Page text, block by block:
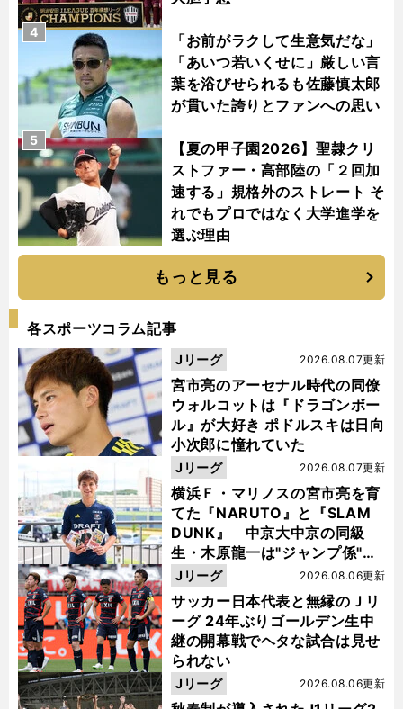
「お前がラクして生意気だな」
「あいつ若いくせに」厳しい言
葉を浴びせられるも佐藤慎太郎
が貫いた誇りとファンへの思い
4
【夏の甲子園2026】聖隷クリ
ストファー・高部陸の「２回加
速する」規格外のストレート そ
れでもプロではなく大学進学を
選ぶ理由
5
もっと見る
各スポーツコラム記事
宮市亮のアーセナル時代の同僚
ウォルコットは『ドラゴンボー
ル』が大好き ポドルスキは日向
小次郎に憧れていた
2026.08.07更新
Jリーグ
横浜Ｆ・マリノスの宮市亮を育
てた『NARUTO』と『SLAM
DUNK』 中京大中京の同級
生・木原龍一は"ジャンプ係"だ
った
2026.08.07更新
Jリーグ
サッカー日本代表と無縁のＪリ
ーグ 24年ぶりゴールデン生中
継の開幕戦でヘタな試合は見せ
られない
2026.08.06更新
Jリーグ
2026.08.06更新
Jリーグ